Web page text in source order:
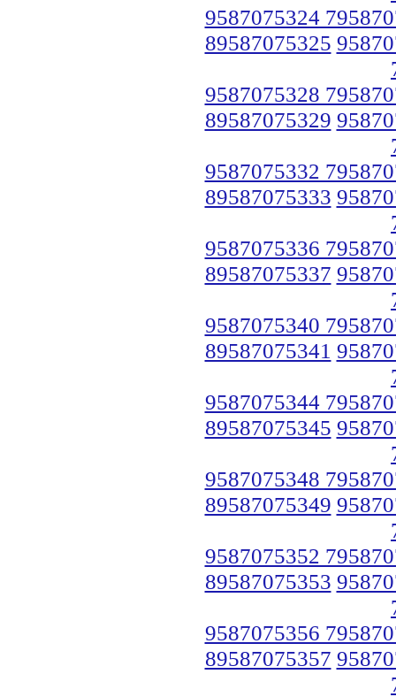
9587075324
89587075325
9587075328
89587075329
9587075332
89587075333
9587075336
89587075337
9587075340
89587075341
9587075344
89587075345
9587075348
89587075349
9587075352
89587075353
9587075356
89587075357